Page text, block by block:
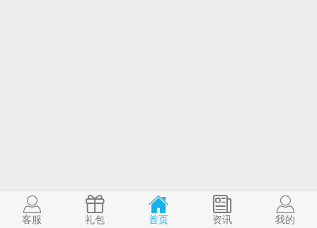
客服 礼包 首页 资讯 我的